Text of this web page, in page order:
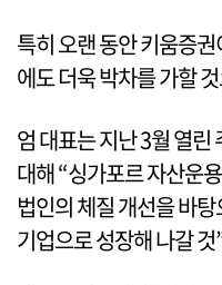
특히 오랜 동안 키움증
에도 더욱 박차를 가할
엄 대표는 지난 3월 열
대해 “싱가포르 자산운
법인의 체질 개선을 바
기업으로 성장해 나갈